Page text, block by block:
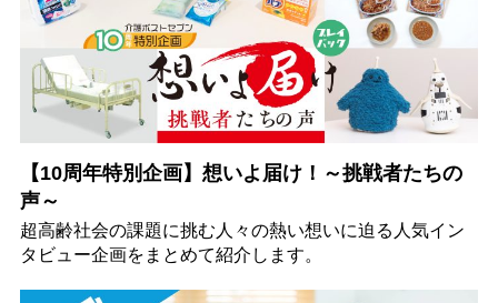
【10周年特別企画】想いよ届け！～挑戦者たちの
声～
超高齢社会の課題に挑む人々の熱い想いに迫る人気イン
タビュー企画をまとめて紹介します。